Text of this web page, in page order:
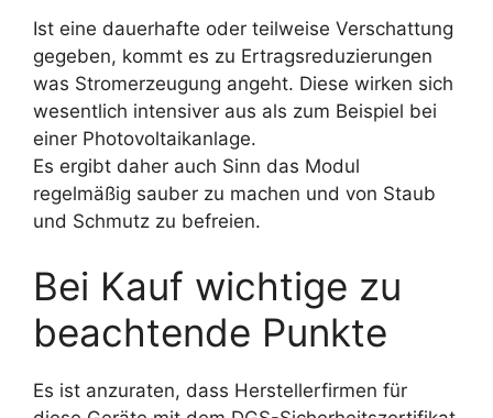
Ist eine dauerhafte oder teilweise Verschattung
gegeben, kommt es zu Ertragsreduzierungen
was Stromerzeugung angeht. Diese wirken sich
wesentlich intensiver aus als zum Beispiel bei
einer Photovoltaikanlage.
Es ergibt daher auch Sinn das Modul
regelmäßig sauber zu machen und von Staub
und Schmutz zu befreien.
Bei Kauf wichtige zu
beachtende Punkte
Es ist anzuraten, dass Herstellerfirmen für